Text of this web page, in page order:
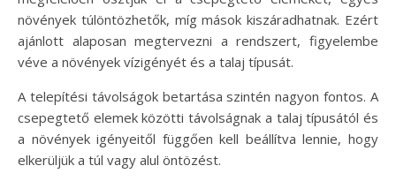
növények túlöntözhetők, míg mások kiszáradhatnak. Ezért
ajánlott alaposan megtervezni a rendszert, figyelembe
véve a növények vízigényét és a talaj típusát.
A telepítési távolságok betartása szintén nagyon fontos. A
csepegtető elemek közötti távolságnak a talaj típusától és
a növények igényeitől függően kell beállítva lennie, hogy
elkerüljük a túl vagy alul öntözést.